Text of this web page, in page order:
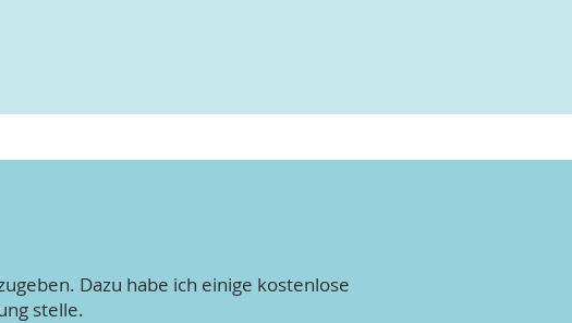
Dazu habe ich einige kostenlose
stelle.